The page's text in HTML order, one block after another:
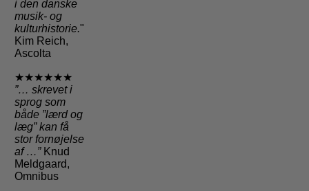
i den danske
musik- og
kulturhistorie."
Kim Reich,
Ascolta
★★★★★★
”… skrevet i
sprog som
både ”lærd og
læg” kan få
stor fornøjelse
af …”Knud
Meldgaard,
Omnibus